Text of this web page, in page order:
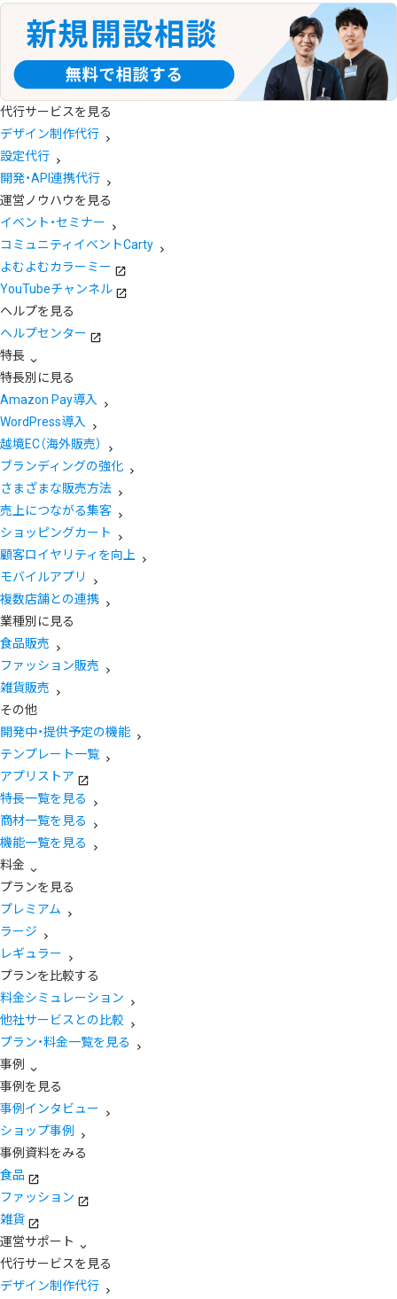
代行サービスを見る
デザイン制作代行
設定代行
開発・API連携代行
運営ノウハウを見る
イベント・セミナー
コミュニティイベントCarty
よむよむカラーミー
YouTubeチャンネル
ヘルプを見る
ヘルプセンター
特長
特長別に見る
Amazon Pay導入
WordPress導入
越境EC（海外販売）
ブランディングの強化
さまざまな販売方法
売上につながる集客
ショッピングカート
顧客ロイヤリティを向上
モバイルアプリ
複数店舗との連携
業種別に見る
食品販売
ファッション販売
雑貨販売
その他
開発中・提供予定の機能
テンプレート一覧
アプリストア
特長一覧を見る
商材一覧を見る
機能一覧を見る
料金
プランを見る
プレミアム
ラージ
レギュラー
プランを比較する
料金シミュレーション
他社サービスとの比較
プラン・料金一覧を見る
事例
事例を見る
事例インタビュー
ショップ事例
事例資料をみる
食品
ファッション
雑貨
運営サポート
代行サービスを見る
デザイン制作代行